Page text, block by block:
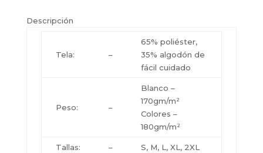
Descripción
Tela: –
65% poliéster,
35% algodón de
fácil cuidado
Peso: –
Blanco –
170gm/m²
Colores –
180gm/m²
Tallas: – S, M, L, XL, 2XL